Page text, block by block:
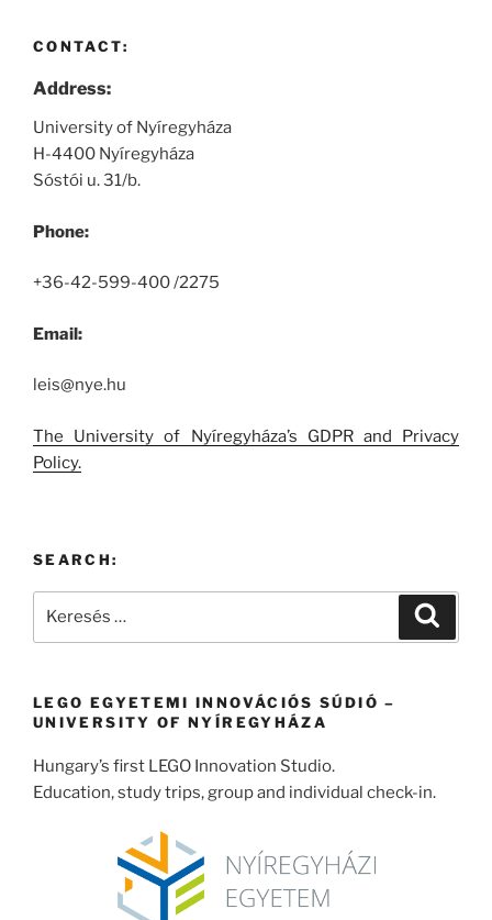
CONTACT:
Address:
University of Nyíregyháza
H-4400 Nyíregyháza
Sóstói u. 31/b.
Phone:
+36-42-599-400 /2275
Email:
leis@nye.hu
The University of Nyíregyháza’s GDPR and Privacy
Policy.
SEARCH:
LEGO EGYETEMI INNOVÁCIÓS SÚDIÓ –
UNIVERSITY OF NYÍREGYHÁZA
Hungary’s first LEGO Innovation Studio.
Education, study trips, group and individual check-in.